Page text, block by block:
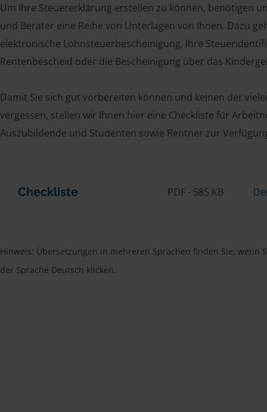
Um Ihre Steuererklärung erstellen zu können, benötigen
und Berater eine Reihe von Unterlagen von Ihnen. Dazu
elektronische Lohnsteuerbescheinigung, Ihre
Rentenbescheid oder die Bescheinigung über das
Damit Sie sich gut vorbereiten können und keinen der
vergessen, stellen wir Ihnen hier eine Checkliste für
Auszubildende und Studenten sowie Rentner zur
Checkliste PDF - 585 KB
Hinweis: Übersetzungen in mehreren Sprachen finden Sie, wenn
der Sprache Deutsch klicken.